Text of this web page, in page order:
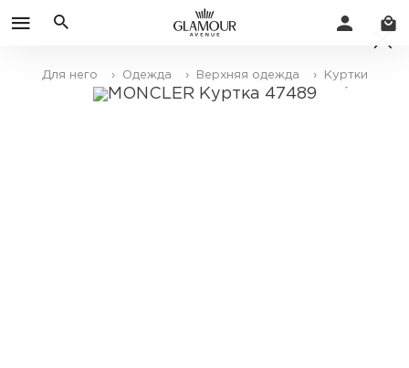
Для него › Одежда › Верхняя одежда › Куртки